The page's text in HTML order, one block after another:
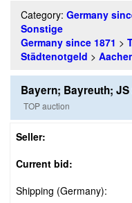
Category: Germany
Sonstige
Germany since 1871 >
Städtenotgeld >
Bayern; Bayreuth;
TOP auction
Seller:
Current bid:
Shipping (Germany):